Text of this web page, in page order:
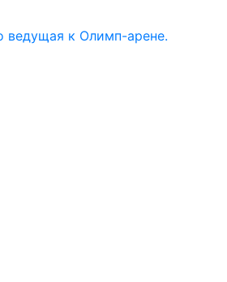
ведущая к Олимп-арене.